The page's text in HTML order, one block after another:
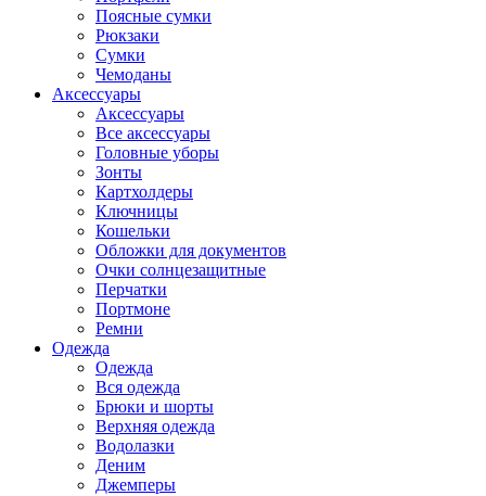
Поясные сумки
Рюкзаки
Сумки
Чемоданы
Аксессуары
Аксессуары
Все аксессуары
Головные уборы
Зонты
Картхолдеры
Ключницы
Кошельки
Обложки для документов
Очки солнцезащитные
Перчатки
Портмоне
Ремни
Одежда
Одежда
Вся одежда
Брюки и шорты
Верхняя одежда
Водолазки
Деним
Джемперы